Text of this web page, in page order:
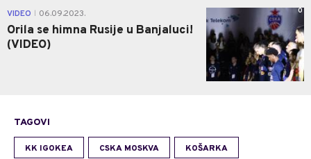
VIDEO 06.09.2023.
Orila se himna Rusije u Banjaluci!
(VIDEO)
0
TAGOVI
KK IGOKEA CSKA MOSKVA KOŠARKA